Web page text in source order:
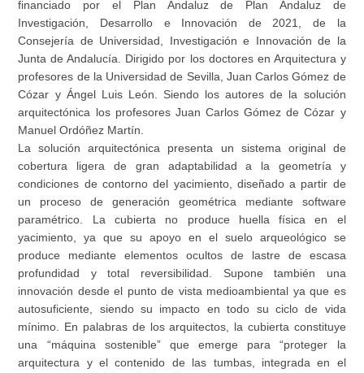
financiado por el Plan Andaluz de Plan Andaluz de
Investigación, Desarrollo e Innovación de 2021, de la
Consejería de Universidad, Investigación e Innovación de la
Junta de Andalucía. Dirigido por los doctores en Arquitectura y
profesores de la Universidad de Sevilla, Juan Carlos Gómez de
Cózar y Ángel Luis León. Siendo los autores de la solución
arquitectónica los profesores Juan Carlos Gómez de Cózar y
Manuel Ordóñez Martín.
La solución arquitectónica presenta un sistema original de
cobertura ligera de gran adaptabilidad a la geometría y
condiciones de contorno del yacimiento, diseñado a partir de
un proceso de generación geométrica mediante software
paramétrico. La cubierta no produce huella física en el
yacimiento, ya que su apoyo en el suelo arqueológico se
produce mediante elementos ocultos de lastre de escasa
profundidad y total reversibilidad. Supone también una
innovación desde el punto de vista medioambiental ya que es
autosuficiente, siendo su impacto en todo su ciclo de vida
mínimo. En palabras de los arquitectos, la cubierta constituye
una “máquina sostenible” que emerge para “proteger la
arquitectura y el contenido de las tumbas, integrada en el